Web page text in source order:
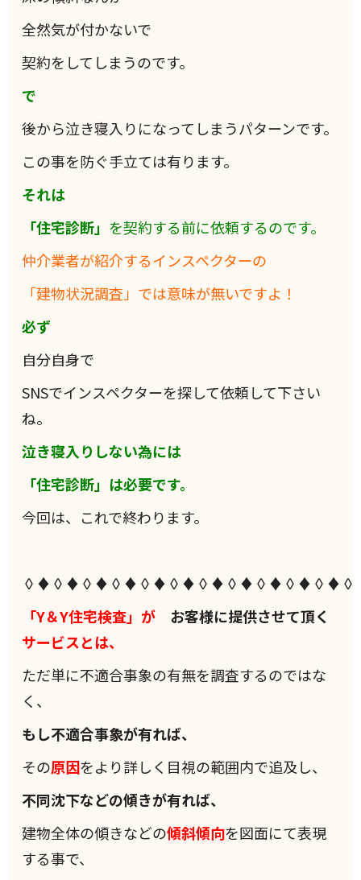
全然気が付かないで
契約をしてしまうのです。
で
後から泣き寝入りになってしまうパターンです。
この事を防ぐ手立ては有ります。
それは
「住宅診断」 を契約する前に依頼するのです。
仲介業者が紹介するインスペクターの
「建物状況調査」では意味が無いですよ！
必ず
自分自身で
SNSでインスペクターを探して依頼して下さい
ね。
泣き寝入りしない為には
「住宅診断」は必要です。
今回は、これで終わります。
「Y＆Y住宅検査」が お客様に提供させて頂く
サービスとは、
ただ単に不適合事象の有無を調査するのではな
く、
もし不適合事象が有れば、
その原因をより詳しく目視の範囲内で追及し、
不同沈下などの傾きが有れば、
建物全体の傾きなどの傾斜傾向を図面にて表現
する事で、